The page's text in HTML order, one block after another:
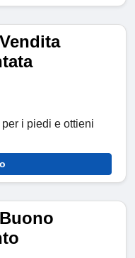
i piedi e ottieni